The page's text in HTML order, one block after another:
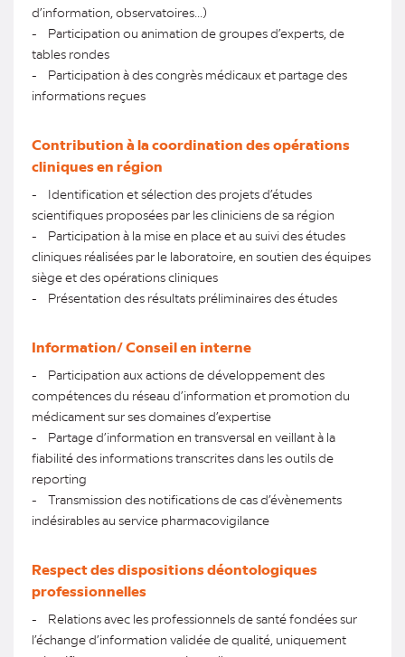
d’information, observatoires...)
- Participation ou animation de groupes d’experts, de
tables rondes
- Participation à des congrès médicaux et partage des
informations reçues
Contribution à la coordination des opérations
cliniques en région
- Identification et sélection des projets d’études
scientifiques proposées par les cliniciens de sa région
- Participation à la mise en place et au suivi des études
cliniques réalisées par le laboratoire, en soutien des équipes
siège et des opérations cliniques
- Présentation des résultats préliminaires des études
Information/ Conseil en interne
- Participation aux actions de développement des
compétences du réseau d’information et promotion du
médicament sur ses domaines d’expertise
- Partage d’information en transversal en veillant à la
fiabilité des informations transcrites dans les outils de
reporting
- Transmission des notifications de cas d’évènements
indésirables au service pharmacovigilance
Respect des dispositions déontologiques
professionnelles
- Relations avec les professionnels de santé fondées sur
l’échange d’information validée de qualité, uniquement